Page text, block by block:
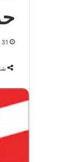
31 يناير، 2018